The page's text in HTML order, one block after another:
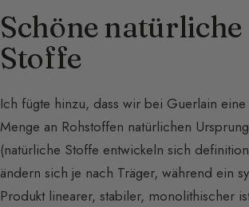
Schöne natürliche
Stoffe
Ich fügte hinzu, dass wir bei Guerlain
Menge an Rohstoffen natürlichen
(natürliche Stoffe entwickeln sich
ändern sich je nach Träger, während ein
Produkt linearer, stabiler, monolithischer